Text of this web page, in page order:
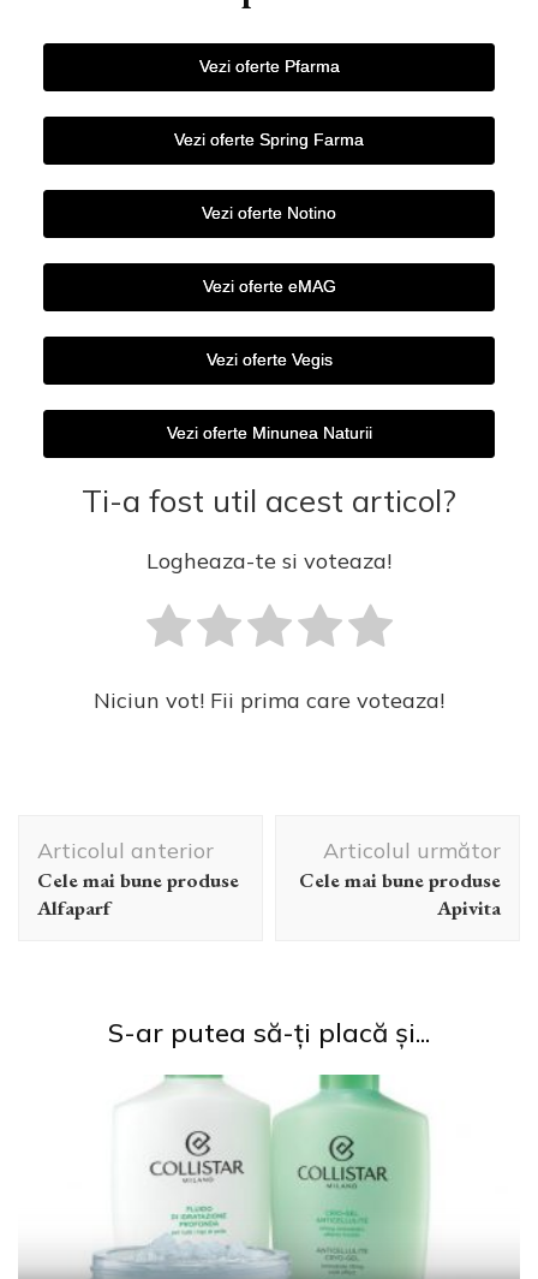
Vezi oferte Pfarma
Vezi oferte Spring Farma
Vezi oferte Notino
Vezi oferte eMAG
Vezi oferte Vegis
Vezi oferte Minunea Naturii
Ti-a fost util acest articol?
Logheaza-te si voteaza!
Niciun vot! Fii prima care voteaza!
în
articole
Articolul anterior
Cele mai bune produse
Alfaparf
Articolul următor
Cele mai bune produse
Apivita
S-ar putea să-ți placă și...